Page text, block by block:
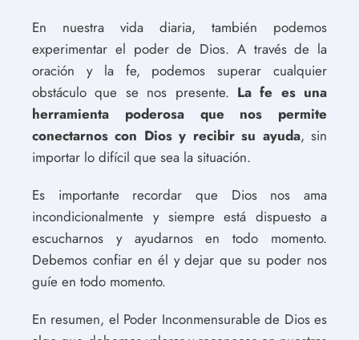
En nuestra vida diaria, también podemos
experimentar el poder de Dios. A través de la
oración y la fe, podemos superar cualquier
obstáculo que se nos presente. La fe es una
herramienta poderosa que nos permite
conectarnos con Dios y recibir su ayuda, sin
importar lo difícil que sea la situación.
Es importante recordar que Dios nos ama
incondicionalmente y siempre está dispuesto a
escucharnos y ayudarnos en todo momento.
Debemos confiar en él y dejar que su poder nos
guíe en todo momento.
En resumen, el Poder Inconmensurable de Dios es